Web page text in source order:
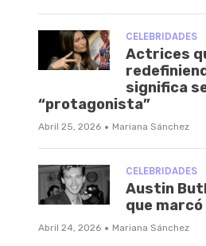
CELEBRIDADES
Actrices
significa
“protagonista”
Abril 25, 2026 · Mariana Sánchez
CELEBRIDADES
Austin
que
Abril 24, 2026 · Mariana Sánchez